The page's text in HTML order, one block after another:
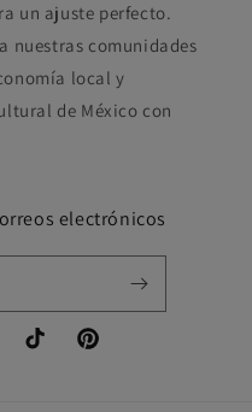
un ajuste perfecto.
nuestras comunidades
local y
de México con
electrónicos
TikTok Pinterest